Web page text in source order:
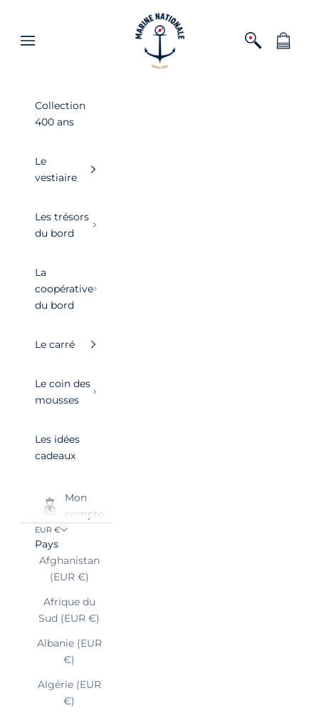
Boutique officielle de la Marine
Ouvrir la navigation
Ouvrir laVoir le
Collection
400 ans
Le
vestiaire
Les trésors
du bord
La
coopérative
du bord
Le carré
Le coin des
mousses
Les idées
cadeaux
Mon
compte
EUR €
Pays
Afghanistan
(EUR €)
Afrique du
Sud (EUR €)
Albanie (EUR
€)
Algérie (EUR
€)